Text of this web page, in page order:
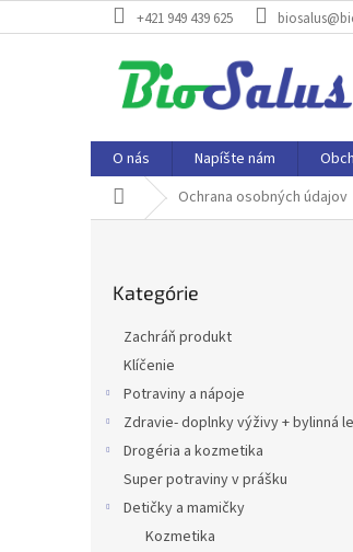
na
+421 949 439 625
O nás Napíšte nám
Domov Ochrana osobných údajov
kategórie
Kategórie
Zachráň produkt
Klíčenie
Potraviny a nápoje
Zdravie- doplnky výživy + bylinná
Drogéria a kozmetika
Super potraviny v prášku
Detičky a mamičky
Kozmetika